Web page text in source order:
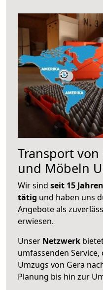
Transport
und Möbeln
Wir sind seit 15
tätig und haben uns
Angebote als
erwiesen.
Unser Netzwerk
umfassenden
Umzugs von Gera
Planung bis hin zur